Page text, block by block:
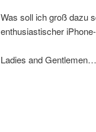
Was soll ich groß dazu
enthusiastischer
Ladies and